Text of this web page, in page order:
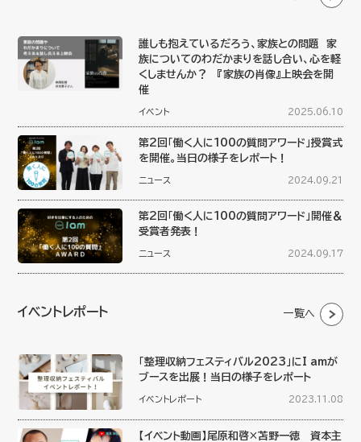
誰しも抱えているだろう、家族との問題 家
族についてのわだかまりを話し合い、心を軽
くしませんか？ 『家族の肖像』上映会を開
催
イベント 2025.06.10
第2回「働く人に100の質問アワード」授賞式
を開催。当日の様子をレポート！
ニュース 2024.09.21
第2回「働く人に100の質問アワード」開催＆
受賞者発表！
ニュース 2024.09.17
イベントレポート 一覧へ
「整理収納フェスティバル2023」にI amが
ブースを出展！当日の様子をレポート
イベントレポート 2023.11.08
【イベント動画】尾原和啓×苫野一徳 資本主